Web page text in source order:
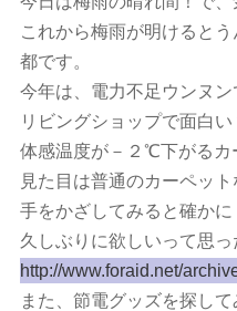
これから梅雨が明けると
都です。
今年は、電力不足ウンヌン
リビングショップで面白い
体感温度が－２℃下がるカ
見た目は普通のカーペット
手をかざしてみると確か
久しぶりに欲しいって思っ
http://www.foraid.net/
また、節電グッズを探して